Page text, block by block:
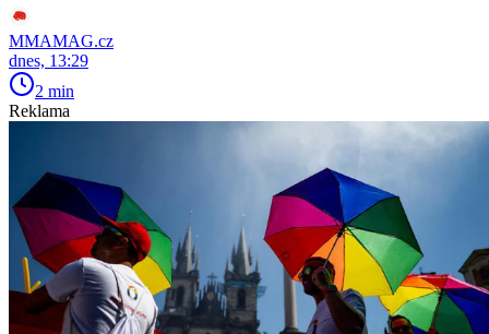
MMAMAG.cz
dnes, 13:29
2 min
Reklama